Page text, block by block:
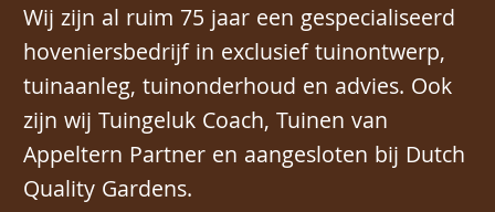
Wij zijn al ruim 75 jaar een gespecialiseerd
hoveniersbedrijf in exclusief tuinontwerp,
tuinaanleg, tuinonderhoud en advies. Ook
zijn wij Tuingeluk Coach, Tuinen van
Appeltern Partner en aangesloten bij Dutch
Quality Gardens.